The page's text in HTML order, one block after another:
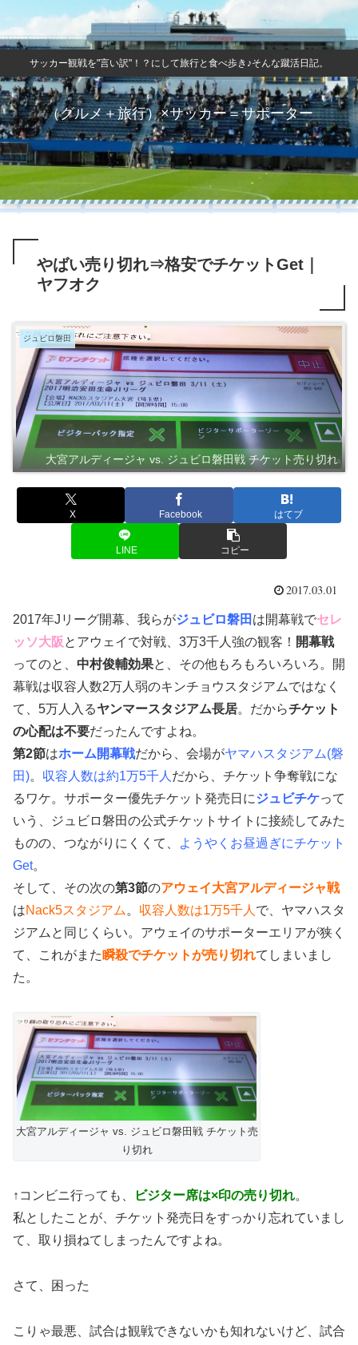
サッカー観戦を"言い訳"！？にして旅行と食べ歩き♪そんな蹴活日記。
（グルメ＋旅行）×サッカー＝サポーター
やばい売り切れ⇒格安でチケットGet｜
ヤフオク
ジュビロ磐田
大宮アルディージャ vs. ジュビロ磐田戦 チケット売り切れ
X Facebook はてブ
LINE コピー
2017.03.01
2017年Jリーグ開幕、我らがジュビロ磐田 は開幕戦でセレ
ッソ大阪 とアウェイで対戦、3万3千人強の観客！ 開幕戦
ってのと、 中村俊輔効果と、その他もろもろいろいろ。開
幕戦は収容人数2万人弱のキンチョウスタジアムではなく
て、5万人入るヤンマースタジアム長居。だからチケット
の心配は不要だったんですよね。
第2節はホーム開幕戦だから、会場がヤマハスタジアム(磐
田)。 収容人数は約1万5千人 だから、チケット争奪戦にな
るワケ。サポーター優先チケット発売日にジュビチケって
いう、ジュビロ磐田の公式チケットサイトに接続してみた
ものの、つながりにくくて、
ようやくお昼過ぎにチケット
Get。
そして、その次の第3節のアウェイ大宮アルディージャ戦
はNack5スタジアム 。 収容人数は1万5千人 で、ヤマハスタ
ジアムと同じくらい。アウェイのサポーターエリアが狭く
て、これがまた瞬殺でチケットが売り切れてしまいまし
た。
大宮アルディージャ vs. ジュビロ磐田戦 チケット売
り切れ
↑コンビニ行っても、 ビジター席は×印の売り切れ。
私としたことが、チケット発売日をすっかり忘れていまし
て、取り損ねてしまったんですよね。
さて、困った
こりゃ最悪、試合は観戦できないかも知れないけど、試合